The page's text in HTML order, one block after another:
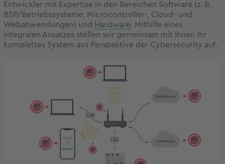
Entwickler mit Expertise in den Bereichen Software (z. B.
BSP/Betriebssysteme, Microcontroller-, Cloud- und
Webanwendungen) und Hardware. Mithilfe eines
integralen Ansatzes stellen wir gemeinsam mit Ihnen Ihr
komplettes System aus Perspektive der Cybersecurity auf.